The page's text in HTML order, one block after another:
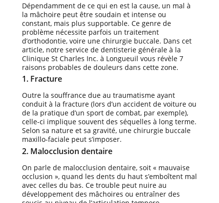
Dépendamment de ce qui en est la cause, un mal à
la mâchoire peut être soudain et intense ou
constant, mais plus supportable. Ce genre de
problème nécessite parfois un traitement
d’orthodontie, voire une chirurgie buccale. Dans cet
article, notre service de dentisterie générale à la
Clinique St Charles Inc. à Longueuil vous révèle 7
raisons probables de douleurs dans cette zone.
1. Fracture
Outre la souffrance due au traumatisme ayant
conduit à la fracture (lors d’un accident de voiture ou
de la pratique d’un sport de combat, par exemple),
celle-ci implique souvent des séquelles à long terme.
Selon sa nature et sa gravité, une chirurgie buccale
maxillo-faciale peut s’imposer.
2. Malocclusion dentaire
On parle de malocclusion dentaire, soit « mauvaise
occlusion », quand les dents du haut s’emboîtent mal
avec celles du bas. Ce trouble peut nuire au
développement des mâchoires ou entraîner des